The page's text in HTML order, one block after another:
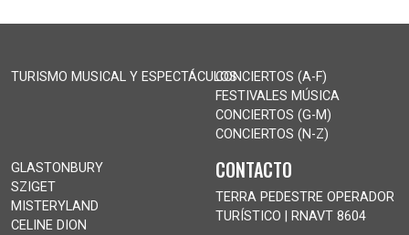
TURISMO MUSICAL Y ESPECTÁCULOSCONCIERTOS (A-F)
FESTIVALES MÚSICA
CONCIERTOS (G-M)
CONCIERTOS (N-Z)
GLASTONBURY
SZIGET
MISTERYLAND
CELINE DION
CONTACTO
TERRA PEDESTRE OPERADOR
TURÍSTICO | RNAVT 8604